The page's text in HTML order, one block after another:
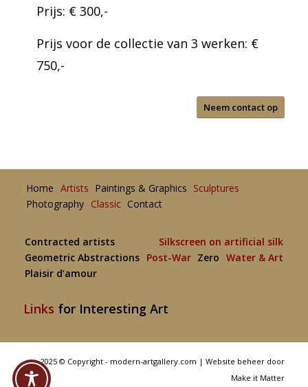
Prijs: € 300,-
Prijs voor de collectie van 3 werken: €
750,-
Neem contact op
Home Artists Paintings & Graphics Sculptures
Photography Classic Contact
Contracted artists
Silkscreen on artificial silk
Geometric Abstractions
Post-War Zero Water & Art
Plaisir d’amour
Links for Interesting Art
2025 © Copyright - modern-artgallery.com |Website beheer door
Make it Matter